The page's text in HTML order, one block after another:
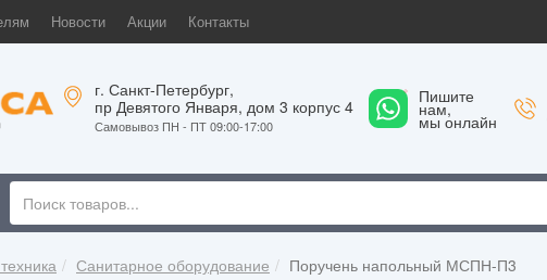
Новости Акции Контакты
г. Санкт-Петербург,
пр Девятого Января, дом 3 корпус 4
Самовывоз ПН - ПТ 09:00-17:00
1 Пишите
нам,
мы онлайн
Санитарное оборудование Поручень напольный МСПН-П3